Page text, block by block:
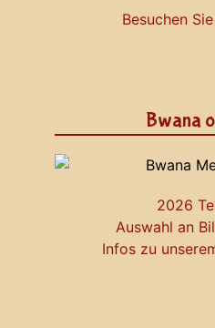
Besuchen
Bwana
2026
Auswahl an
Infos zu